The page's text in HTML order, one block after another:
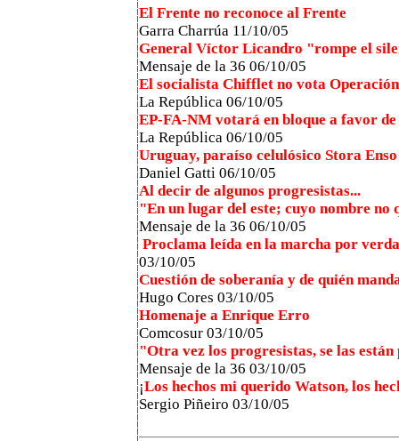
El Frente no reconoce al Frente
Garra Charrúa 11/10/05
General Víctor Licandro "rompe el
Mensaje de la 36 06/10/05
El socialista Chifflet no vota
La República 06/10/05
EP-FA-NM votará en bloque a favor
La República 06/10/05
Uruguay, paraíso celulósico Stora
Daniel Gatti 06/10/05
Al decir de algunos progresistas...
"En un lugar del este; cuyo nombre
Mensaje de la 36 06/10/05
Proclama leída en la marcha por
03/10/05
Cuestión de soberanía y de quién
Hugo Cores 03/10/05
Homenaje a Enrique Erro
Comcosur 03/10/05
"Otra vez los progresistas, se las
Mensaje de la 36 03/10/05
¡Los hechos mi querido Watson, los
Sergio Piñeiro 03/10/05